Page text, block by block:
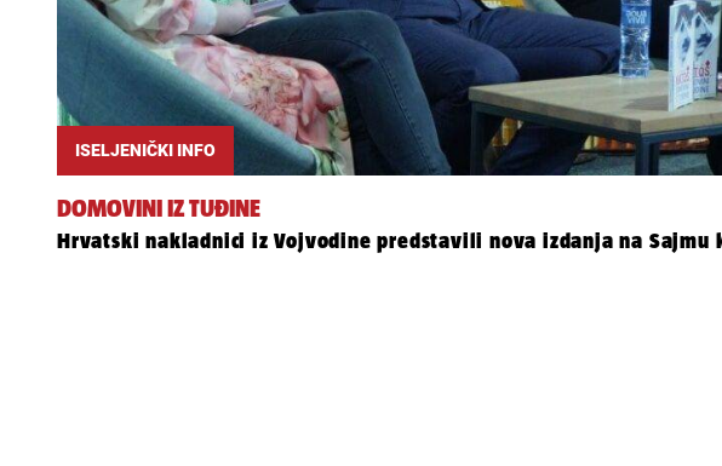
ISELJENIČKI INFO
DOMOVINI IZ TUĐINE
Hrvatski nakladnici iz Vojvodine predstavili nova izdanja na Sajmu